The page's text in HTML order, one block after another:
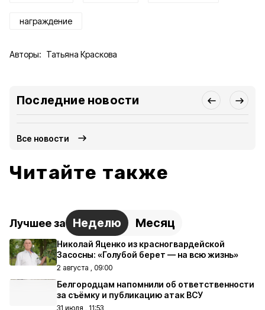
награждение
Авторы: Татьяна Краскова
Последние новости
Все новости
Читайте также
Лучшее за Неделю Месяц
Николай Яценко из красногвардейской
Засосны: «Голубой берет — на всю жизнь»
2 августа , 09:00
Белгородцам напомнили об ответственности
за съёмку и публикацию атак ВСУ
31 июля , 11:53